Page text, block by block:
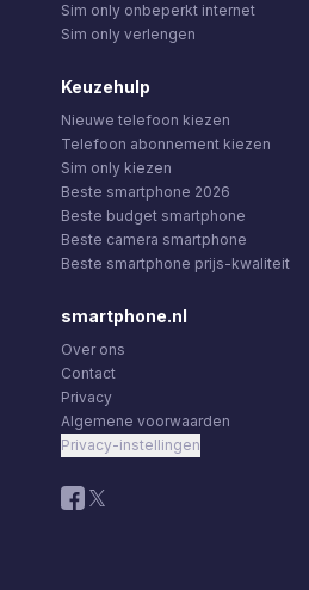
Sim only onbeperkt internet
Sim only verlengen
Keuzehulp
Nieuwe telefoon kiezen
Telefoon abonnement kiezen
Sim only kiezen
Beste smartphone 2026
Beste budget smartphone
Beste camera smartphone
Beste smartphone prijs-kwaliteit
smartphone.nl
Over ons
Contact
Privacy
Algemene voorwaarden
Privacy-instellingen